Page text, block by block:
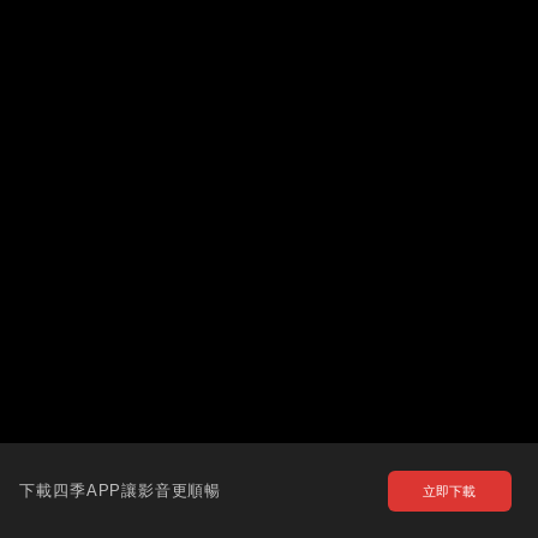
下載四季APP讓影音更順暢 立即下載